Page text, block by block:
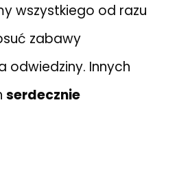
wszystkiego od razu
zabawy
odwiedziny. Innych
serdecznie